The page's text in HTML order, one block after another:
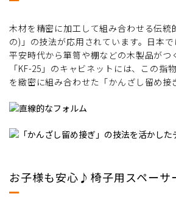
木材を精密に加工して組み合わせる伝統
の)」の技法が応用されています。日本で
平安時代から箪笥や棚などの木製品がつ
「KF-25」のキャビネットには、この指
を緻密に組み合わせた「かんざし留め接
お子様も安心♪椅子用スペーサ